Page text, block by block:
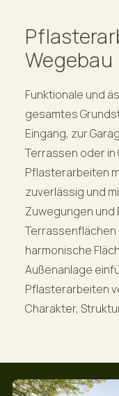
Wegebau
Funktionale und
gesamtes
Eingang, zur
Terrassen oder in
Pflasterarbeiten
zuverlässig und
Zuwegungen und
harmonische
Außenanlage
Pflasterarbeiten
Charakter,